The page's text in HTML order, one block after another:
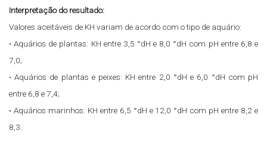
Interpretação do resultado:
Valores aceitáveis de KH variam de acordo com o tipo de aquário:
• Aquários de plantas: KH entre 3,5 °dH e 8,0 °dH com pH entre 6,8 e
7,0;
• Aquários de plantas e peixes: KH entre 2,0 °dH e 6,0 °dH com pH
entre 6,8 e 7,4;
• Aquários marinhos: KH entre 6,5 °dH e 12,0 °dH com pH entre 8,2 e
8,3.